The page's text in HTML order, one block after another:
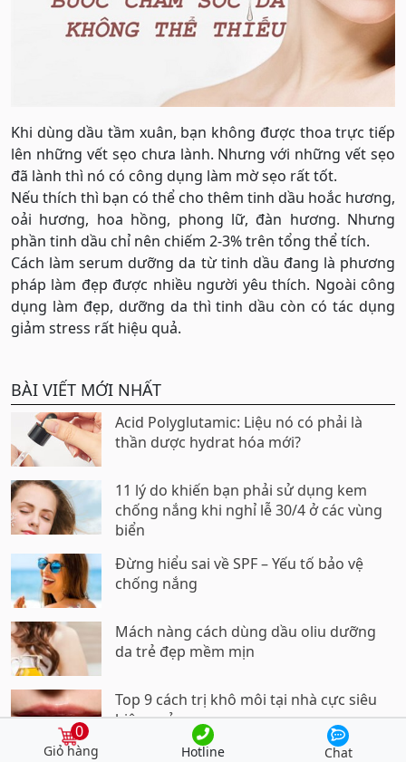
Khi dùng dầu tầm xuân, bạn không được thoa trực tiếp
lên những vết sẹo chưa lành. Nhưng với những vết sẹo
đã lành thì nó có công dụng làm mờ sẹo rất tốt.
Nếu thích thì bạn có thể cho thêm tinh dầu hoắc hương,
oải hương, hoa hồng, phong lữ, đàn hương. Nhưng
phần tinh dầu chỉ nên chiếm 2-3% trên tổng thể tích.
Cách làm serum dưỡng da từ tinh dầu đang là phương
pháp làm đẹp được nhiều người yêu thích. Ngoài công
dụng làm đẹp, dưỡng da thì tinh dầu còn có tác dụng
giảm stress rất hiệu quả.
BÀI VIẾT MỚI NHẤT
Acid Polyglutamic: Liệu nó có phải là
thần dược hydrat hóa mới?
11 lý do khiến bạn phải sử dụng kem
chống nắng khi nghỉ lễ 30/4 ở các vùng
biển
Đừng hiểu sai về SPF – Yếu tố bảo vệ
chống nắng
Mách nàng cách dùng dầu oliu dưỡng
da trẻ đẹp mềm mịn
Top 9 cách trị khô môi tại nhà cực siêu
hiệu quả
0
Hotline Chat